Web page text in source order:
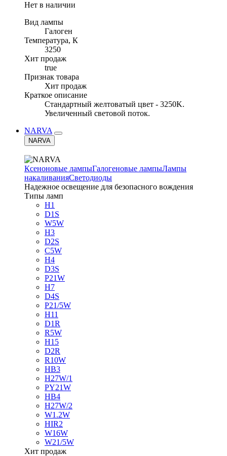
Нет в наличии
Вид лампы
Галоген
Температура, К
3250
Хит продаж
true
Признак товара
Хит продаж
Краткое описание
Стандартный желтоватый цвет - 3250K.
Увеличенный световой поток.
NARVA
NARVA
Ксеноновые лампыГалогеновые лампыЛампы
накаливанияСветодиоды
Надежное освещение для безопасного вождения
Типы ламп
H1
D1S
W5W
H3
D2S
C5W
H4
D3S
P21W
H7
D4S
P21/5W
H11
D1R
R5W
H15
D2R
R10W
HB3
H27W/1
PY21W
HB4
H27W/2
W1.2W
HIR2
W16W
W21/5W
Хит продаж